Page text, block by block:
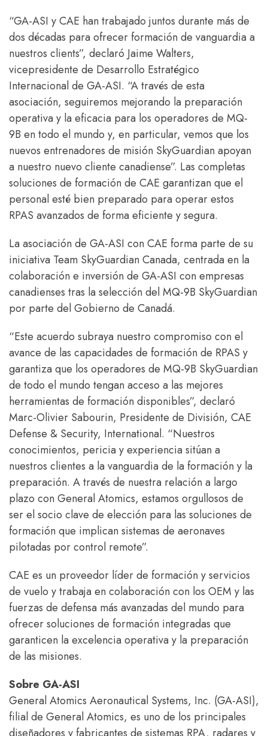
“GA-ASI y CAE han trabajado juntos durante más de
dos décadas para ofrecer formación de vanguardia a
nuestros clients”, declaró Jaime Walters,
vicepresidente de Desarrollo Estratégico
Internacional de GA-ASI. “A través de esta
asociación, seguiremos mejorando la preparación
operativa y la eficacia para los operadores de MQ-
9B en todo el mundo y, en particular, vemos que los
nuevos entrenadores de misión SkyGuardian apoyan
a nuestro nuevo cliente canadiense”. Las completas
soluciones de formación de CAE garantizan que el
personal esté bien preparado para operar estos
RPAS avanzados de forma eficiente y segura.
La asociación de GA-ASI con CAE forma parte de su
iniciativa Team SkyGuardian Canada, centrada en la
colaboración e inversión de GA-ASI con empresas
canadienses tras la selección del MQ-9B SkyGuardian
por parte del Gobierno de Canadá.
“Este acuerdo subraya nuestro compromiso con el
avance de las capacidades de formación de RPAS y
garantiza que los operadores de MQ-9B SkyGuardian
de todo el mundo tengan acceso a las mejores
herramientas de formación disponibles”, declaró
Marc-Olivier Sabourin, Presidente de División, CAE
Defense & Security, International. “Nuestros
conocimientos, pericia y experiencia sitúan a
nuestros clientes a la vanguardia de la formación y la
preparación. A través de nuestra relación a largo
plazo con General Atomics, estamos orgullosos de
ser el socio clave de elección para las soluciones de
formación que implican sistemas de aeronaves
pilotadas por control remote”.
CAE es un proveedor líder de formación y servicios
de vuelo y trabaja en colaboración con los OEM y las
fuerzas de defensa más avanzadas del mundo para
ofrecer soluciones de formación integradas que
garanticen la excelencia operativa y la preparación
de las misiones.
Sobre GA-ASI
General Atomics Aeronautical Systems, Inc. (GA-ASI),
filial de General Atomics, es uno de los principales